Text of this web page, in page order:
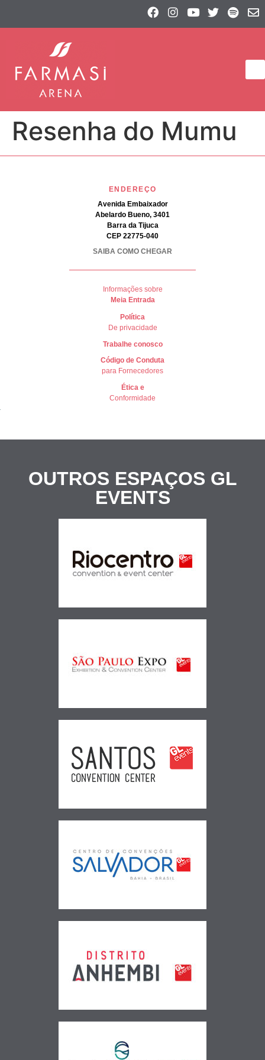
Resenha do Mumu
ENDEREÇO
Avenida Embaixador
Abelardo Bueno, 3401
Barra da Tijuca
CEP 22775-040
SAIBA COMO CHEGAR
Informações sobre
Meia Entrada
Política
De privacidade
Trabalhe conosco
Código de Conduta
para Fornecedores
Ética e
Conformidade
OUTROS ESPAÇOS GL
EVENTS